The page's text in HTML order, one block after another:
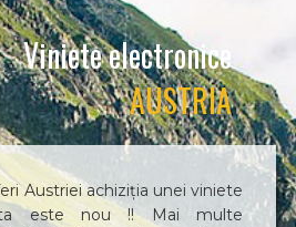
Viniete electronice
AUSTRIA
Austriei achiziția unei viniete
este nou !! Mai multe